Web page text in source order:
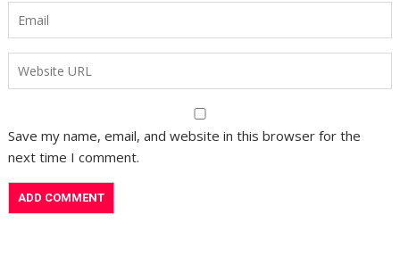
Save my name, email, and website in this browser for the
next time I comment.